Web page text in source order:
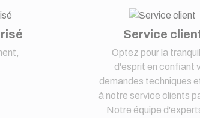
Service
Optez pour la
d'esprit en confiant
demandes techniques
à notre service clients
Notre équipe